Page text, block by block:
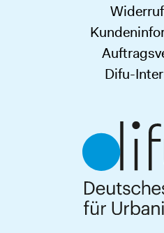
Difu-